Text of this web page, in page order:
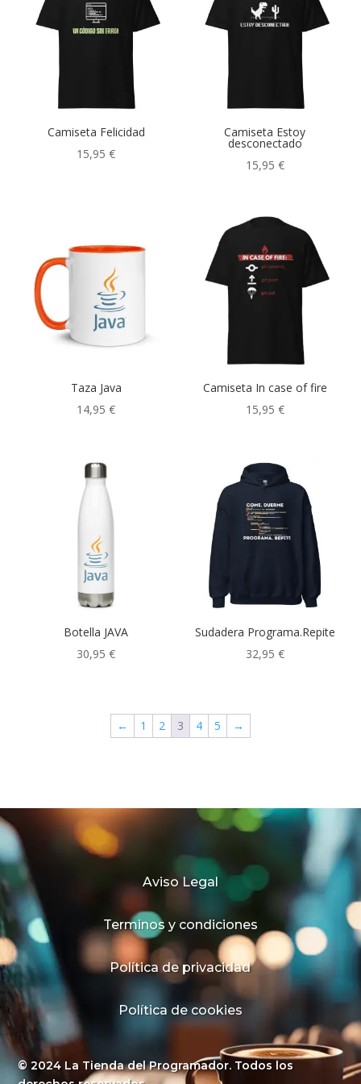
Senior(2)
Soy programador
Camiseta Felicidad
15,95€
Camiseta Estoy
desconectado
15,95 €
Taza Java
14,95€
Camiseta In case of fire
15,95 €
Botella JAVA
30,95€
Sudadera Programa.Repite
32,95 €
← 1 2 3 4 5 →
Aviso Legal
Terminos y condiciones
Política de privacidad
Política de cookies
© 2024 La Tienda del Programador. Todos los